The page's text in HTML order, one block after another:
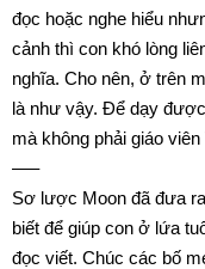
đọc hoặc nghe hiểu
cảnh thì con khó lòng
nghĩa. Cho nên, ở trên
là như vậy. Để dạy
mà không phải giáo
—–
Sơ lược Moon đã đưa
biết để giúp con ở lứa
đọc viết. Chúc các bố